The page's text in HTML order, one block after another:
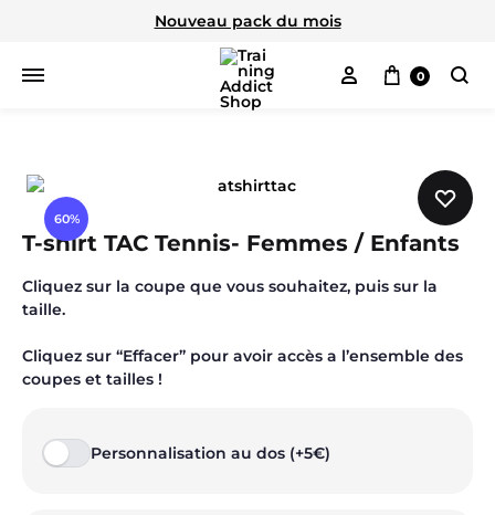
Nouveau pack du mois
Mon compte
Panier
0
60%
T-shirt TAC Tennis- Femmes / Enfants
Cliquez sur la coupe que vous souhaitez, puis sur la
taille.
Cliquez sur “Effacer” pour avoir accès a l’ensemble des
coupes et tailles !
Personnalisation au dos (+5€)